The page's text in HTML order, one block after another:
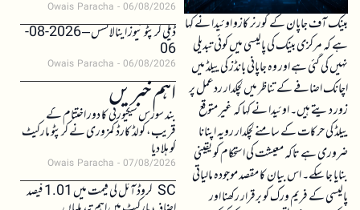
بینک آف جاپان کے گورنر کازو اوئیدا نے کہا
ہے کہ مرکزی بینک کی پالیسی میں کوئی تبدیلی
نہیں کی گئی ہے اور وہ جاپانی بانڈز کی ییلڈ میں
اچانک اضافے کے تناظر میں لچکدار ردعمل پر
زور دیتے ہیں۔ اوئیدا نے کہا کہ غیر متوقع
ییلڈ کی حرکات کے سامنے لچکدار رویہ اپنانا
ضروری ہے تاکہ معیشت کی استحکام کو یقینی
بنایا جا سکے۔ اس بیان کا مقصد موجودہ مالیاتی
پالیسی کے فریم ورک کو برقرار رکھنا اور
Owais Paracha 06/08/2026
ڈیلی کرپٹو نیوز اینالائسس – 2026-08-
06
Owais Paracha 06/08/2026
اہم خبریں
بند سورس سیکیورٹی کا دور اختتام کے
قریب، کولڈ کارڈ کمزوری نے کرپٹو مارکیٹ
کو ہلا دیا
Owais Paracha 07/08/2026
SC کروڈ آئل کی قیمت میں 1.01 فیصد